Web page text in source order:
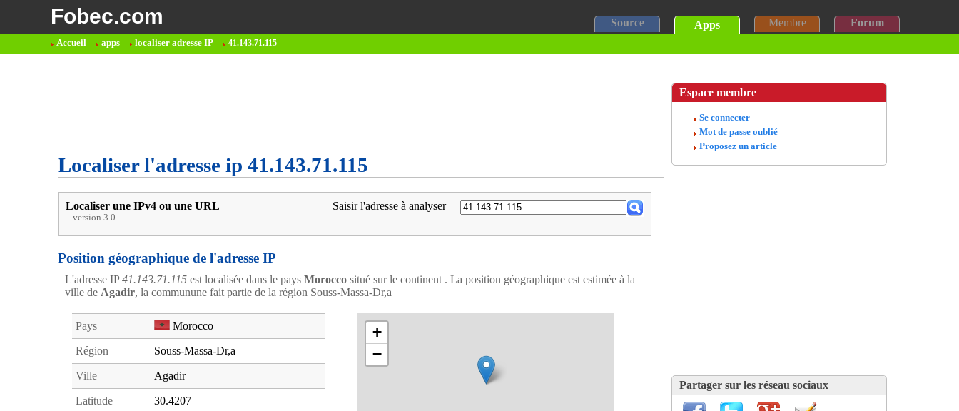
Fobec.com Source Apps Membre Forum
Accueil apps localiser adresse IP 41.143.71.115
Localiser l'adresse ip 41.143.71.115
Localiser une IPv4 ou une URL
version 3.0
Saisir l'adresse à analyser
Position géographique de l'adresse IP
L'adresse IP41.143.71.115 est localisée dans le pays Morocco situé sur le continent . La position géographique est estimée à la
ville de Agadir, la communune fait partie de la région Souss-Massa-Dr,a
Pays Morocco
Région Souss-Massa-Dr,a
Ville Agadir
Latitude 30.4207
+
−
Espace membre
Se connecter
Mot de passe oublié
Proposez un article
Partager sur les réseau sociaux